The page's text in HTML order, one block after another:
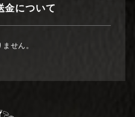
金について
せん。